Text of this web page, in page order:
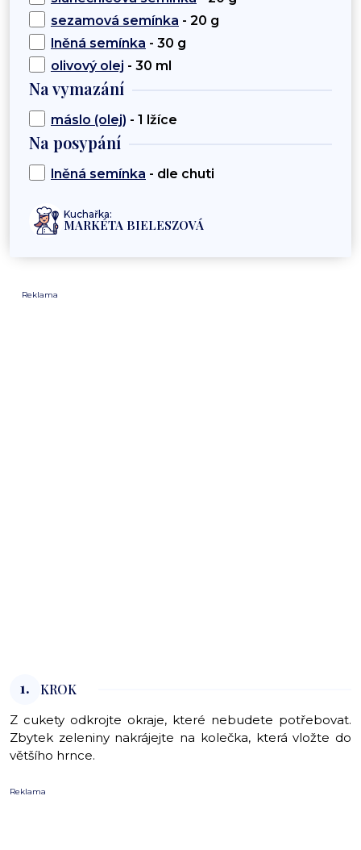
sezamová semínka - 20 g
lněná semínka - 30 g
olivový olej - 30 ml
Na vymazání
máslo (olej) - 1 lžíce
Na posypání
lněná semínka - dle chuti
Kuchařka:
MARKÉTA BIELESZOVÁ
Reklama
1. KROK
Z cukety odkrojte okraje, které nebudete potřebovat.
Zbytek zeleniny nakrájejte na kolečka, která vložte do
většího hrnce.
Reklama